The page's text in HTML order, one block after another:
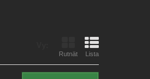
Rutnät Lista